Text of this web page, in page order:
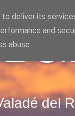
del
deliver its
and
abuse.